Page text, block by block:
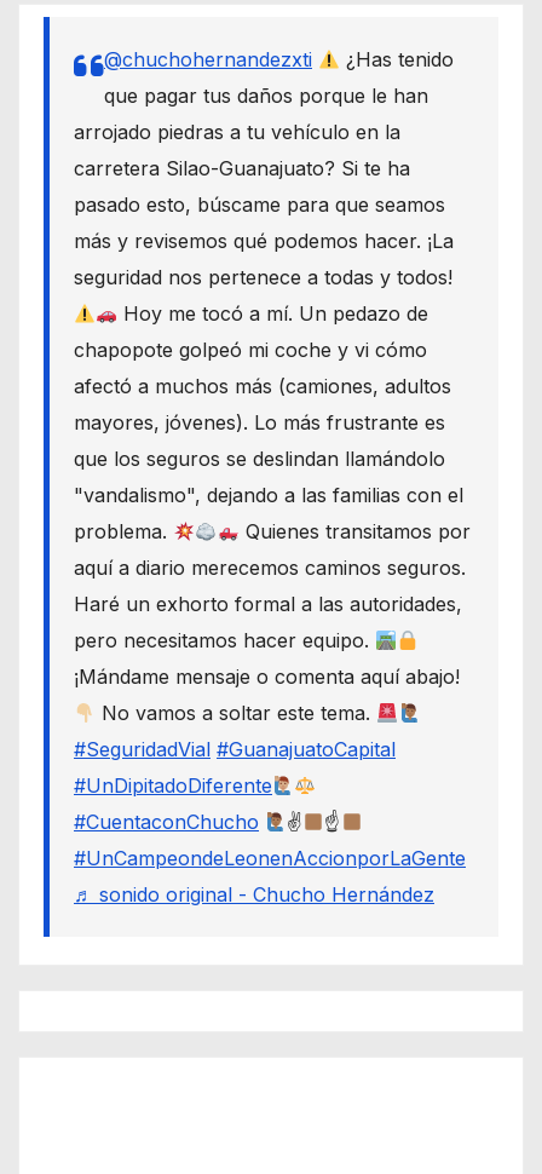
@chuchohernandezxti
¿Has tenido
que pagar tus daños porque le han
arrojado piedras a tu vehículo en la
carretera Silao-Guanajuato? Si te ha
pasado esto, búscame para que seamos
más y revisemos qué podemos hacer. ¡La
seguridad nos pertenece a todas y todos!
Hoy me tocó a mí. Un pedazo de
chapopote golpeó mi coche y vi cómo
afectó a muchos más (camiones, adultos
mayores, jóvenes). Lo más frustrante es
que los seguros se deslindan llamándolo
"vandalismo", dejando a las familias con el
problema.
Quienes transitamos por
aquí a diario merecemos caminos seguros.
Haré un exhorto formal a las autoridades,
pero necesitamos hacer equipo.
¡Mándame mensaje o comenta aquí abajo!
No vamos a soltar este tema.
#SeguridadVial #GuanajuatoCapital
#UnDipitadoDiferente
#CuentaconChucho
✌
☝
#UnCampeondeLeonenAccionporLaGente
♬ sonido original - Chucho Hernández